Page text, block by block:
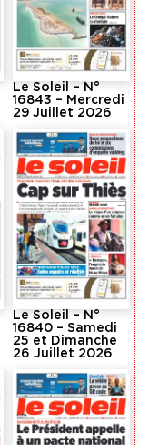
Le Soleil – N°
16843 – Mercredi
29 Juillet 2026
Le Soleil – N°
16840 – Samedi
25 et Dimanche
26 Juillet 2026